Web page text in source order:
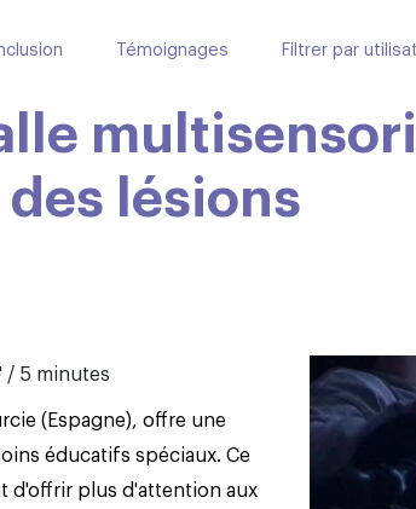
Témoignages Filtrer par
lésions
/ 5 minutes
(Espagne), offre une
éducatifs spéciaux. Ce
d'offrir plus d'attention aux